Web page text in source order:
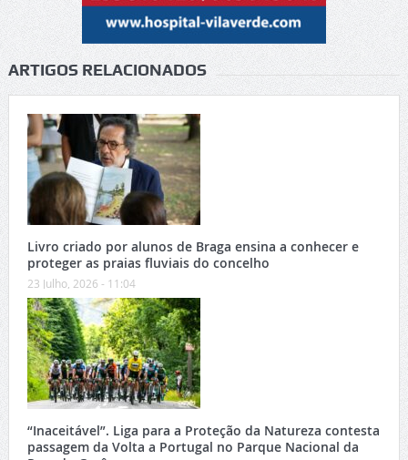
ARTIGOS RELACIONADOS
Livro criado por alunos de Braga ensina a conhecer e
proteger as praias fluviais do concelho
23 Julho, 2026 - 11:04
“Inaceitável”. Liga para a Proteção da Natureza contesta
passagem da Volta a Portugal no Parque Nacional da